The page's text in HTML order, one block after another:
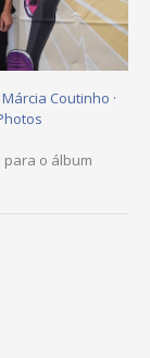
Coutinho ·
o álbum